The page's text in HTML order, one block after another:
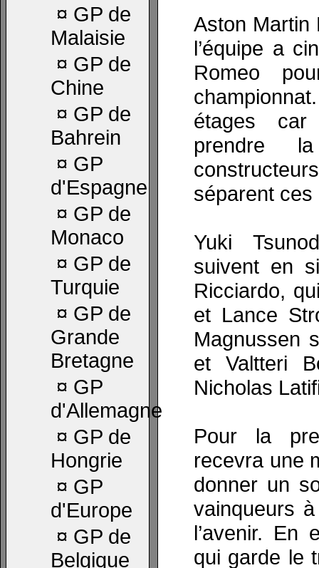
¤ GP de
Malaisie
¤ GP de
Chine
¤ GP de
Bahrein
¤ GP
d'Espagne
¤ GP de
Monaco
¤ GP de
Turquie
¤ GP de
Grande
Bretagne
¤ GP
d'Allemagne
¤ GP de
Hongrie
¤ GP
d'Europe
¤ GP de
Belgique
Aston Martin
l’équipe a
Romeo
étages car
prendre
séparent
Yuki
suivent en
Ricciardo,
et Lance
Magnussen
et Valtteri
Nicholas
Pour la
recevra une
donner un
vainqueurs
l’avenir. En
qui garde le